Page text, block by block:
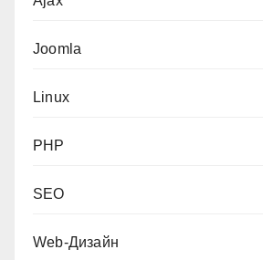
Joomla
Linux
PHP
SEO
Web-Дизайн